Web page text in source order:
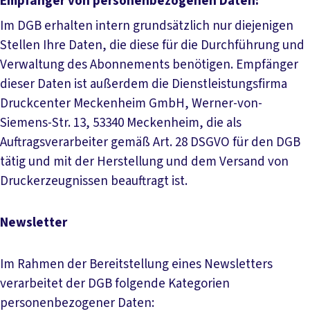
Im DGB erhalten intern grundsätzlich nur diejenigen
Stellen Ihre Daten, die diese für die Durchführung und
Verwaltung des Abonnements benötigen. Empfänger
dieser Daten ist außerdem die Dienstleistungsfirma
Druckcenter Meckenheim GmbH, Werner-von-
Siemens-Str. 13, 53340 Meckenheim, die als
Auftragsverarbeiter gemäß Art. 28 DSGVO für den DGB
tätig und mit der Herstellung und dem Versand von
Druckerzeugnissen beauftragt ist.
Newsletter
Im Rahmen der Bereitstellung eines Newsletters
verarbeitet der DGB folgende Kategorien
personenbezogener Daten: